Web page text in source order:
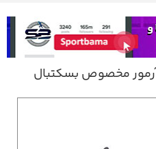
مخصوص بسکتبال